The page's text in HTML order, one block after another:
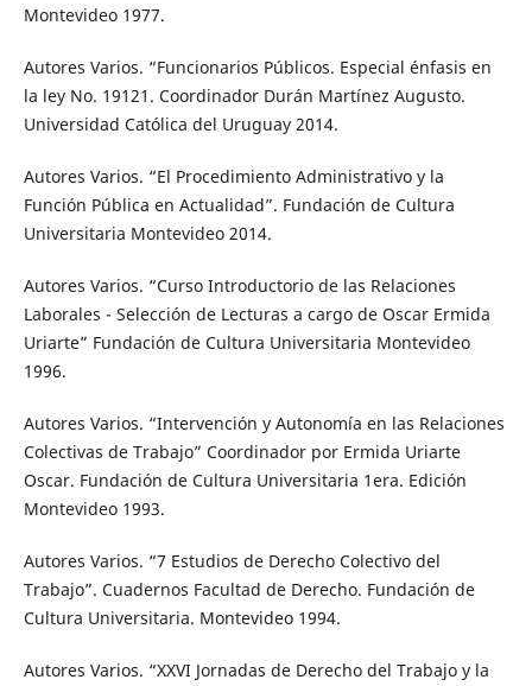
Montevideo 1977.
Autores Varios. “Funcionarios Públicos. Especial énfasis en
la ley No. 19121. Coordinador Durán Martínez Augusto.
Universidad Católica del Uruguay 2014.
Autores Varios. “El Procedimiento Administrativo y la
Función Pública en Actualidad”. Fundación de Cultura
Universitaria Montevideo 2014.
Autores Varios. “Curso Introductorio de las Relaciones
Laborales - Selección de Lecturas a cargo de Oscar Ermida
Uriarte” Fundación de Cultura Universitaria Montevideo
1996.
Autores Varios. “Intervención y Autonomía en las Relaciones
Colectivas de Trabajo” Coordinador por Ermida Uriarte
Oscar. Fundación de Cultura Universitaria 1era. Edición
Montevideo 1993.
Autores Varios. “7 Estudios de Derecho Colectivo del
Trabajo”. Cuadernos Facultad de Derecho. Fundación de
Cultura Universitaria. Montevideo 1994.
Autores Varios. “XXVI Jornadas de Derecho del Trabajo y la